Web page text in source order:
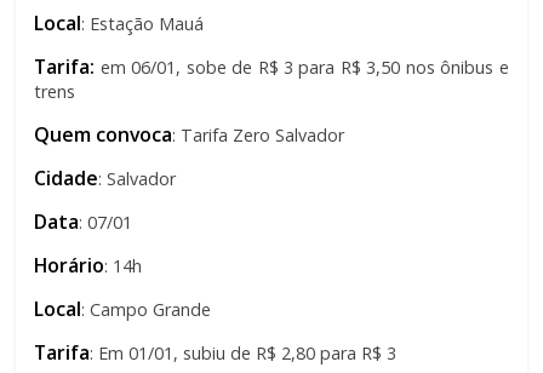
Local: Estação Mauá
Tarifa: em 06/01, sobe de R$ 3 para R$ 3,50 nos ônibus e
trens
Quem convoca: Tarifa Zero Salvador
Cidade: Salvador
Data: 07/01
Horário: 14h
Local: Campo Grande
Tarifa: Em 01/01, subiu de R$ 2,80 para R$ 3